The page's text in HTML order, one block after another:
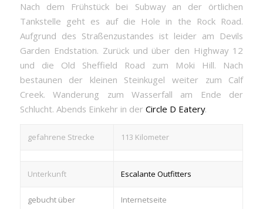
Nach dem Frühstück bei Subway an der örtlichen
Tankstelle geht es auf die Hole in the Rock Road.
Aufgrund des Straßenzustandes ist leider am Devils
Garden Endstation. Zurück und über den Highway 12
und die Old Sheffield Road zum Moki Hill. Nach
bestaunen der kleinen Steinkugel weiter zum Calf
Creek. Wanderung zum Wasserfall am Ende der
Schlucht. Abends Einkehr in der Circle D Eatery.
gefahrene Strecke 113 Kilometer
Unterkunft Escalante Outfitters
gebucht über Internetseite